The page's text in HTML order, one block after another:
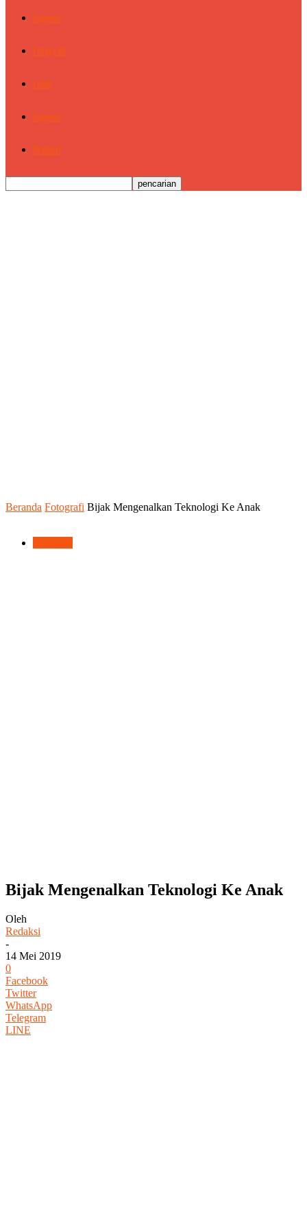
Layanan
Fotografi
Loker
Layanan
Redaksi
Beranda Fotografi Bijak Mengenalkan Teknologi Ke Anak
Bijak Mengenalkan Teknologi Ke Anak
Oleh
Redaksi
-
14 Mei 2019
0
Facebook
Twitter
WhatsApp
Telegram
LINE